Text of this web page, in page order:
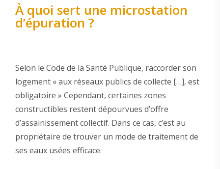
À quoi sert une microstation
d’épuration ?
Selon le Code de la Santé Publique, raccorder son
logement « aux réseaux publics de collecte […], est
obligatoire » Cependant, certaines zones
constructibles restent dépourvues d’offre
d’assainissement collectif. Dans ce cas, c’est au
propriétaire de trouver un mode de traitement de
ses eaux usées efficace.